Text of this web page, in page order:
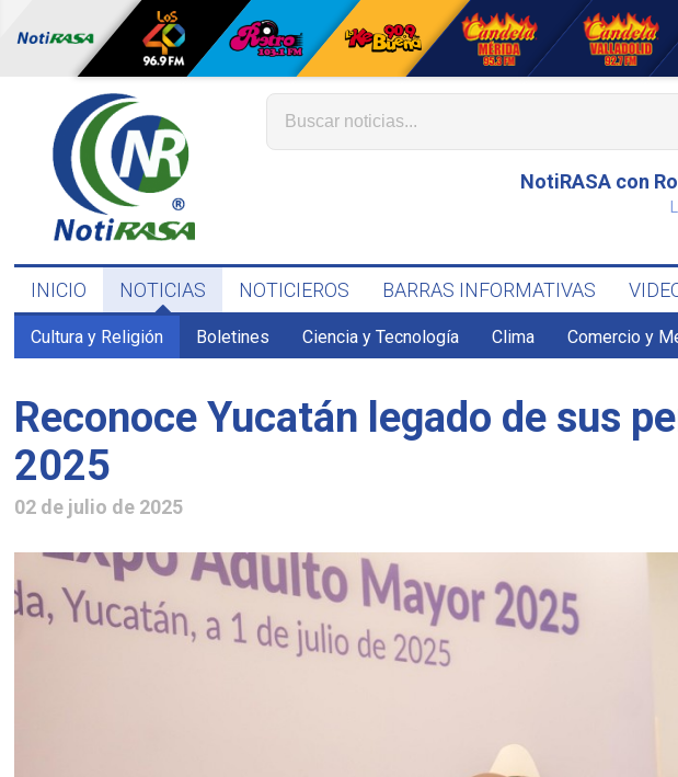
NotiRASA con
INICIO NOTICIAS NOTICIEROS BARRAS INFORMATIVAS
Cultura y Religión Boletines Ciencia y Tecnología Clima Comercio y
Reconoce Yucatán legado de sus
2025
02 de julio de 2025